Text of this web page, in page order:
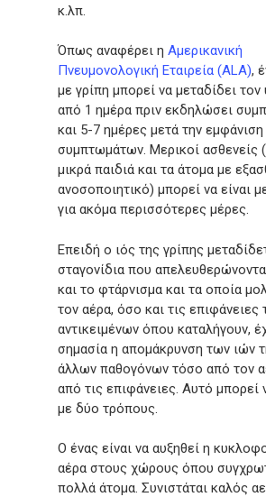
κ.λπ.
Όπως αναφέρει η Αμερικανική
Πνευμονολογική Εταιρεία (ALA),
με γρίπη μπορεί να μεταδίδει τον
από 1 ημέρα πριν εκδηλώσει
και 5-7 ημέρες μετά την
συμπτωμάτων. Μερικοί ασθενείς
μικρά παιδιά και τα άτομα με
ανοσοποιητικό) μπορεί να είναι
για ακόμα περισσότερες μέρες.
Επειδή ο ιός της γρίπης
σταγονίδια που
και το φτάρνισμα και τα οποία
τον αέρα, όσο και τις επιφάνειες
αντικειμένων όπου καταλήγουν,
σημασία η απομάκρυνση των ιών
άλλων παθογόνων τόσο από τον
από τις επιφάνειες. Αυτό μπορεί
με δύο τρόπους.
Ο ένας είναι να αυξηθεί η
αέρα στους χώρους όπου
πολλά άτομα. Συνιστάται καλός